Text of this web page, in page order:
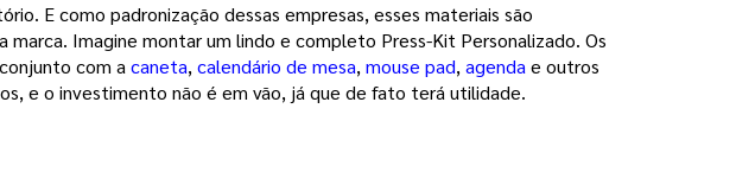
E como padronização dessas empresas, esses materiais são
Imagine montar um lindo e completo Press-Kit Personalizado. Os
com acaneta,calendário de mesa,mouse pad,agendae outros
e o investimento não é em vão, já que de fato terá utilidade.